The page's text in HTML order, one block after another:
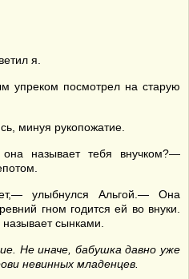
я.
упреком посмотрел на старую
минуя рукопожатие.
называет тебя внучком?—
улыбнулся Альгой.— Она
гном годится ей во внуки.
сынками.
Не иначе, бабушка давно уже
невинных младенцев.